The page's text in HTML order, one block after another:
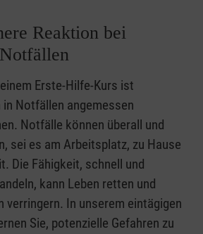
Reaktion bei
Erste-Hilfe-Kurs ist
Notfällen angemessen
Notfälle können überall und
sei es am Arbeitsplatz, zu Hause
Die Fähigkeit, schnell und
kann Leben retten und
verringern. In unserem eintägigen
Sie, potenzielle Gefahren zu